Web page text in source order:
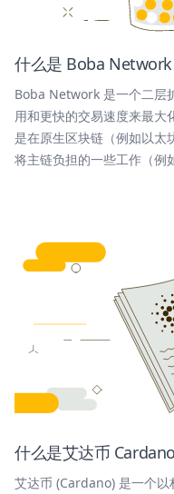
什么是 Boba Network
Boba Network 是一个二层
用和更快的交易速度来最大
是在原生区块链（例如以太
将主链负担的一些工作（例
什么是艾达币
艾达币 (Cardano) 是一个